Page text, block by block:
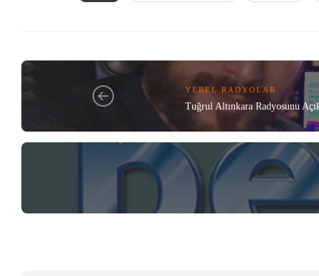
YEREL RADYOLAR
Tuğrul Altınkara Radyosunu